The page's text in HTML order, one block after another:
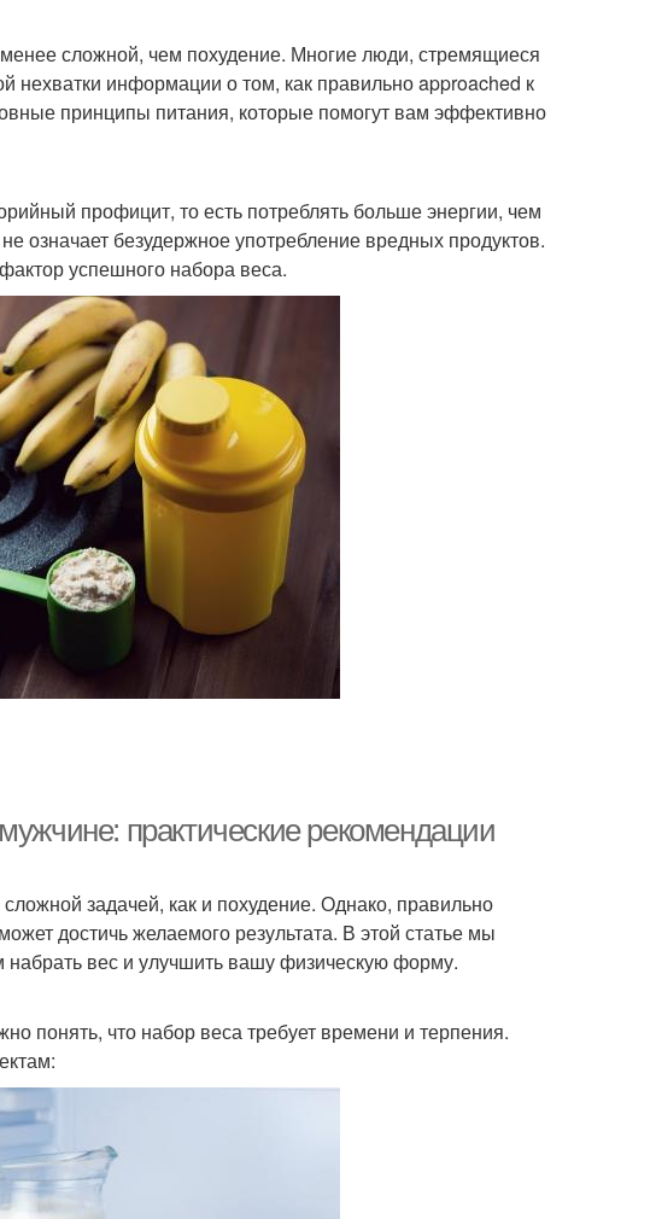
сложной, чем похудение. Многие люди, стремящиеся
нехватки информации о том, как правильно approached к
принципы питания, которые помогут вам эффективно
профицит, то есть потреблять больше энергии, чем
означает безудержное употребление вредных продуктов.
успешного набора веса.
практические рекомендации
задачей, как и похудение. Однако, правильно
достичь желаемого результата. В этой статье мы
вес и улучшить вашу физическую форму.
понять, что набор веса требует времени и терпения.